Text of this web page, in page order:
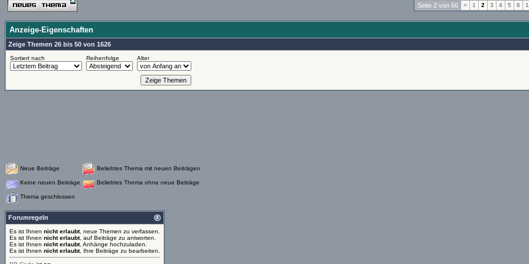
Seite 2 von 66 < 1 2 3 4 5 6
Anzeige-Eigenschaften
Zeige Themen 26 bis 50 von 1626
Sortiert nach Reihenfolge Alter
Neue Beiträge Beliebtes Thema mit neuen Beiträgen
Keine neuen Beiträge Beliebtes Thema ohne neue Beiträge
Thema geschlossen
Forumregeln
Es ist Ihnen nicht erlaubt, neue Themen zu verfassen.
Es ist Ihnen nicht erlaubt, auf Beiträge zu antworten.
Es ist Ihnen nicht erlaubt, Anhänge hochzuladen.
Es ist Ihnen nicht erlaubt, Ihre Beiträge zu bearbeiten.